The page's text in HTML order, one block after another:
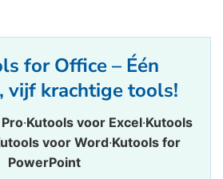
for Office – Één
vijf krachtige tools!
·Kutools voor Excel·Kutools
voor Word·Kutools for
PowerPoint